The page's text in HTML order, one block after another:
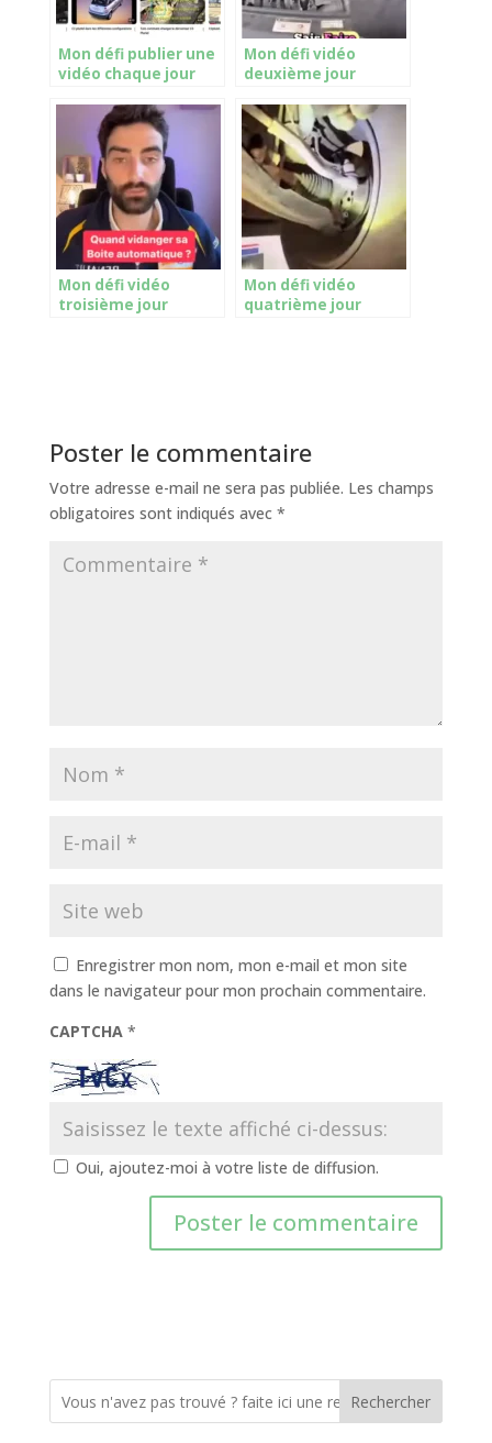
Mon défi publier une
vidéo chaque jour
Mon défi vidéo
deuxième jour
Mon défi vidéo
troisième jour
Mon défi vidéo
quatrième jour
Poster le commentaire
Votre adresse e-mail ne sera pas publiée. Les champs
obligatoires sont indiqués avec *
Enregistrer mon nom, mon e-mail et mon site
dans le navigateur pour mon prochain commentaire.
CAPTCHA *
Oui, ajoutez-moi à votre liste de diffusion.
Rechercher